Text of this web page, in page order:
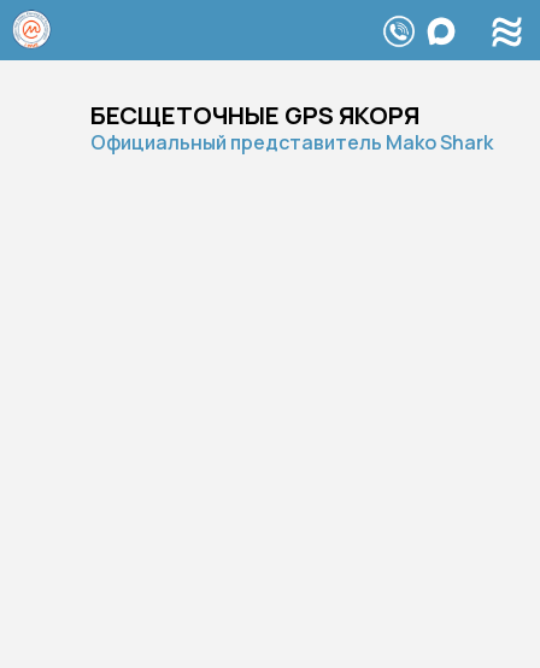
БЕСЩЕТОЧНЫЕ GPS ЯКОРЯ
Официальный представитель Mako Shark